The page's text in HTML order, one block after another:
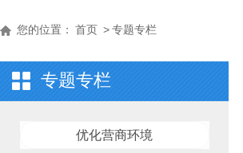
您的位置： 首页 >专题专栏
专题专栏
优化营商环境